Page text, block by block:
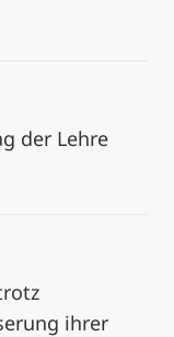
der Lehre
ihrer